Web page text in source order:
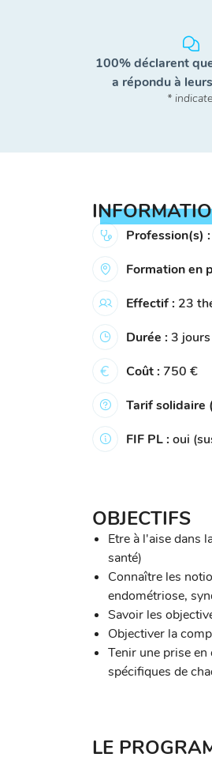
100% déclarent
a répondu à
*
Profession(s) :
Formation en
Effectif : 23
Durée : 3
Coût : 750 €
Tarif solidaire
FIF PL : oui
OBJECTIFS
Etre à l'aise dans
santé)
Connaître les
endométriose,
Savoir les
Objectiver la
Tenir une prise
spécifiques de
LE